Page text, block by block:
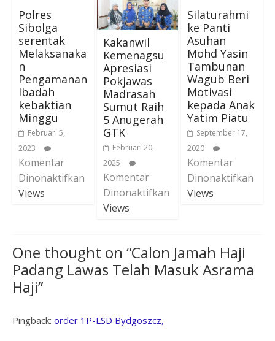
Polres
Sibolga
serentak
Melaksanaka
n
Pengamanan
Ibadah
kebaktian
Minggu
Februari 5,
2023
Komentar
Dinonaktifkan
Views
Kakanwil
Kemenagsu
Apresiasi
Pokjawas
Madrasah
Sumut Raih
5 Anugerah
GTK
Februari 20,
2025
Komentar
Dinonaktifkan
Views
Silaturahmi
ke Panti
Asuhan
Mohd Yasin
Tambunan
Wagub Beri
Motivasi
kepada Anak
Yatim Piatu
September 17,
2020
Komentar
Dinonaktifkan
Views
One thought on “Calon Jamah Haji
Padang Lawas Telah Masuk Asrama
Haji”
Pingback: order 1P-LSD Bydgoszcz,